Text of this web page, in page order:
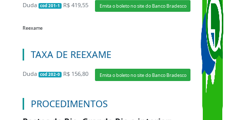
Exame médico;
Para obter mais informações sobre os exames
necessários,clique aqui